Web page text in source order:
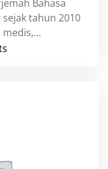
Bahasa
tahun 2010
medis,…